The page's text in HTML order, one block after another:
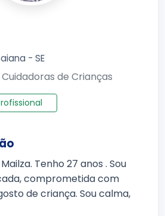
- SE
de Crianças
Tenho 27 anos . Sou
comprometida com
de criança. Sou calma,